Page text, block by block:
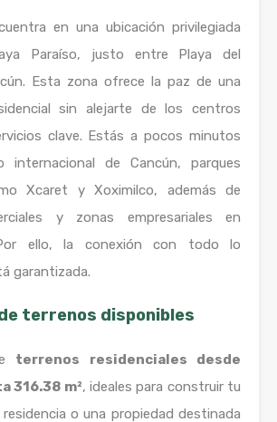
en una ubicación privilegiada
Paraíso, justo entre Playa del
Esta zona ofrece la paz de una
sin alejarte de los centros
clave. Estás a pocos minutos
internacional de Cancún, parques
Xcaret y Xoximilco, además de
y zonas empresariales en
ello, la conexión con todo lo
garantizada.
terrenos disponibles
terrenos residenciales desde
316.38 m², ideales para construir tu
o una propiedad destinada